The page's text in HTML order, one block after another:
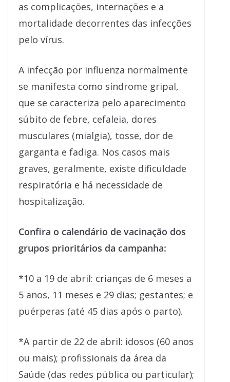
as complicações, internações e a
mortalidade decorrentes das infecções
pelo vírus.
A infecção por influenza normalmente
se manifesta como síndrome gripal,
que se caracteriza pelo aparecimento
súbito de febre, cefaleia, dores
musculares (mialgia), tosse, dor de
garganta e fadiga. Nos casos mais
graves, geralmente, existe dificuldade
respiratória e há necessidade de
hospitalização.
Confira o calendário de vacinação dos
grupos prioritários da campanha:
*10 a 19 de abril: crianças de 6 meses a
5 anos, 11 meses e 29 dias; gestantes; e
puérperas (até 45 dias após o parto).
*A partir de 22 de abril: idosos (60 anos
ou mais); profissionais da área da
Saúde (das redes pública ou particular);